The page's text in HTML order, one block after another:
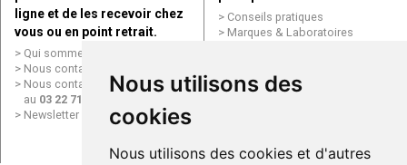
Nous utilisons des
cookies
Nous utilisons des cookies et d'autres
ligne et de les recevoir chez
vous ou en point retrait.
Qui sommes nous ?
Nous contacter par e-mail
Nous contacter par téléphone
au 03 22 71 64 10
Newsletter
Conseils pratiques
Marques & Laboratoires
Mentions légales
Données personnelles
ligne